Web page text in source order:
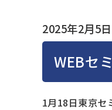
2025年2月5日
WEBセ
1月18日東京セ